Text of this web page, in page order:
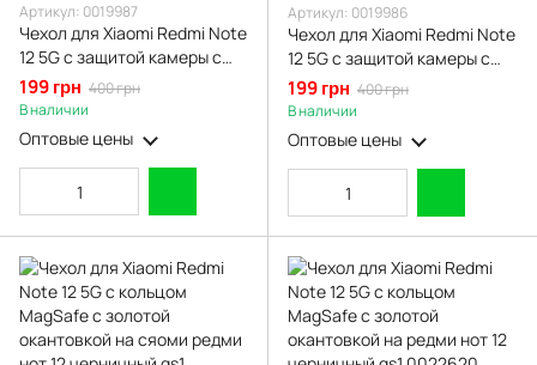
Артикул: 0019987
Чехол для Xiaomi Redmi Note
12 5G с защитой камеры с
золотой окантовкой на
сяоми редми нот 12
пудровый gs1
199 грн 400 грн
В наличии
Оптовые цены
Артикул: 0019986
Чехол для Xiaomi Redmi Note
12 5G с защитой камеры с
золотой окантовкой на
сяоми редми нот 12
бирюзовый gs1
199 грн 400 грн
В наличии
Оптовые цены